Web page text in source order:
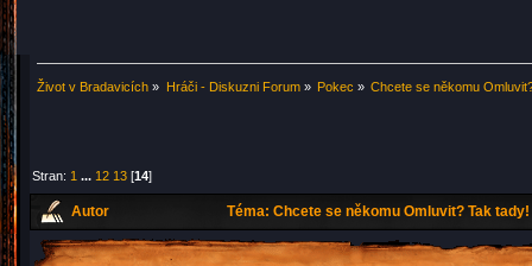
Život v Bradavicích » Hráči - Diskuzni Forum» Pokec » Chcete se někomu
Stran: 1 ... 12 13 [14]
Autor Téma: Chcete se někomu Omluvit? Tak